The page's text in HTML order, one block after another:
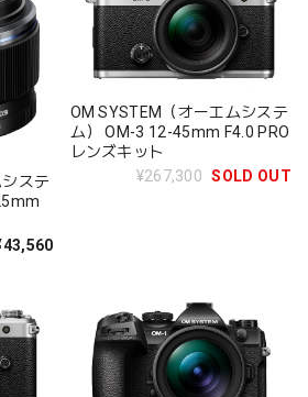
ステ
OM SYSTEM（オーエムシステ
ム） OM-3 12-45mm F4.0 PRO
レンズキット
¥267,300 SOLD OUT